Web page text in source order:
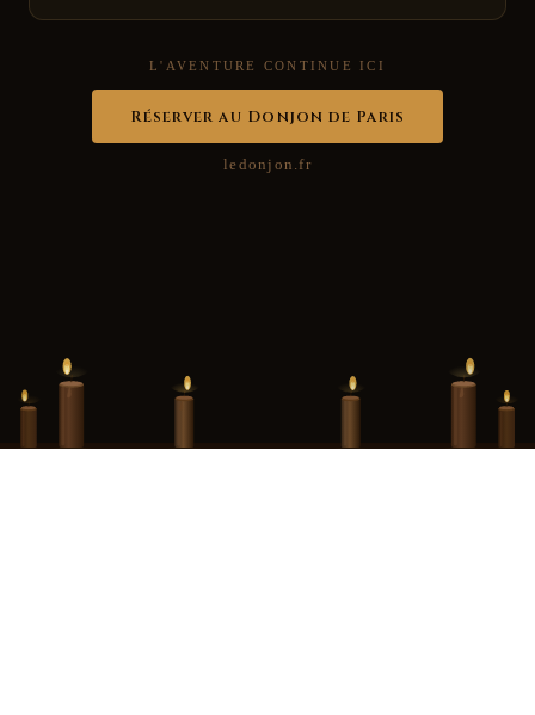
L'AVENTURE CONTINUE ICI
Réserver au Donjon de Paris
ledonjon.fr